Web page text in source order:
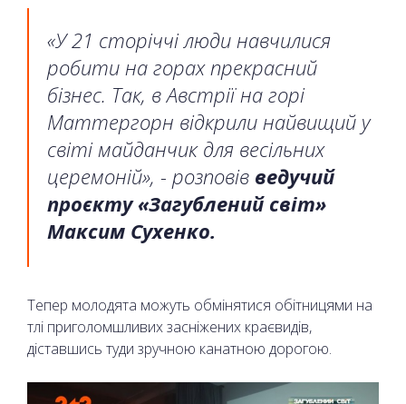
«У 21 сторіччі люди навчилися
робити на горах прекрасний
бізнес. Так, в Австрії на горі
Маттергорн відкрили найвищий у
світі майданчик для весільних
церемоній», - розповів ведучий
проєкту «Загублений світ»
Максим Сухенко.
Тепер молодята можуть обмінятися обітницями на
тлі приголомшливих засніжених краєвидів,
діставшись туди зручною канатною дорогою.